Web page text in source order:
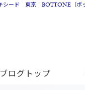
ブログトップ